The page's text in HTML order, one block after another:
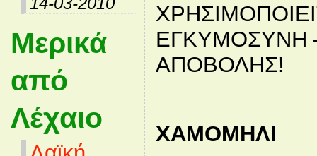
Μερικά
από
Λέχαιο
ΕΓΚΥΜΟΣΥΝΗ
ΑΠΟΒΟΛΗΣ!
ΧΑΜΟΜΗΛΙ